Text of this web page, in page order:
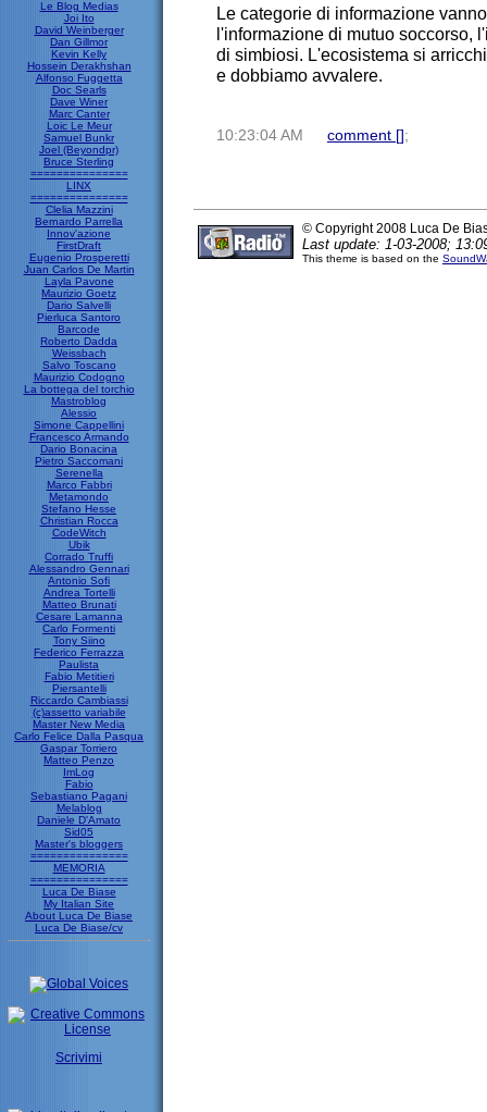
Le Blog Medias
Joi Ito
David Weinberger
Dan Gillmor
Kevin Kelly
Hossein Derakhshan
Alfonso Fuggetta
Doc Searls
Dave Winer
Marc Canter
Loic Le Meur
Samuel Bunkr
Joel (Beyondpr)
Bruce Sterling
===============
LINX
===============
Clelia Mazzini
Bernardo Parrella
Innov'azione
FirstDraft
Eugenio Prosperetti
Juan Carlos De Martin
Layla Pavone
Maurizio Goetz
Dario Salvelli
Pierluca Santoro
Barcode
Roberto Dadda
Weissbach
Salvo Toscano
Maurizio Codogno
La bottega del torchio
Mastroblog
Alessio
Simone Cappellini
Francesco Armando
Dario Bonacina
Pietro Saccomani
Serenella
Marco Fabbri
Metamondo
Stefano Hesse
Christian Rocca
CodeWitch
Ubik
Corrado Truffi
Alessandro Gennari
Antonio Sofi
Andrea Tortelli
Matteo Brunati
Cesare Lamanna
Carlo Formenti
Tony Siino
Federico Ferrazza
Paulista
Fabio Metitieri
Piersantelli
Riccardo Cambiassi
(c)assetto variabile
Master New Media
Carlo Felice Dalla Pasqua
Gaspar Torriero
Matteo Penzo
ImLog
Fabio
Sebastiano Pagani
Melablog
Daniele D'Amato
Sid05
Master's bloggers
===============
MEMORIA
===============
Luca De Biase
My Italian Site
About Luca De Biase
Luca De Biase/cv
Scrivimi
Le categorie di informazione
l'informazione di mutuo soccorso,
di simbiosi. L'ecosistema si
e dobbiamo avvalere.
10:23:04 AM comment [] ;
© Copyright 2008 Luca De
Last update: 1-03-2008;
This theme is based on the